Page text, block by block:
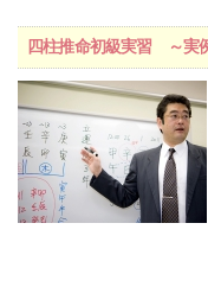
四柱推命初級実習 ～実